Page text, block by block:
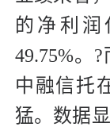
的净利润
49.75%。
中融信托
猛。数据